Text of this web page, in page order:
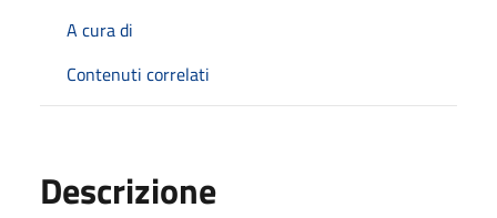
A cura di
Contenuti correlati
Descrizione